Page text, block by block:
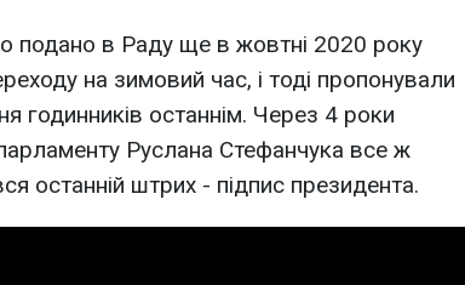
подано в Раду ще в жовтні 2020 року
на зимовий час, і тоді пропонували
годинників останнім. Через 4 роки
Руслана Стефанчука все ж
останній штрих - підпис президента.